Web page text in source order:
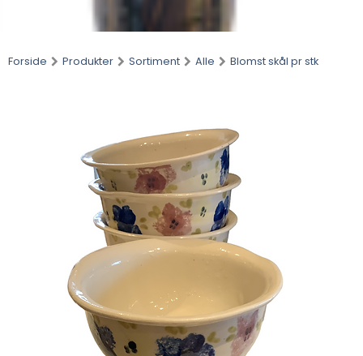
Forside Produkter Sortiment Alle Blomst skål pr stk